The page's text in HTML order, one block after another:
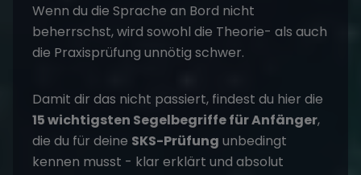
Wenn du die Sprache an Bord nicht
beherrschst, wird sowohl die Theorie- als auch
die Praxisprüfung unnötig schwer.
Damit dir das nicht passiert, findest du hier die
15 wichtigsten Segelbegriffe für Anfänger,
die du für deine SKS-Prüfung unbedingt
kennen musst - klar erklärt und absolut